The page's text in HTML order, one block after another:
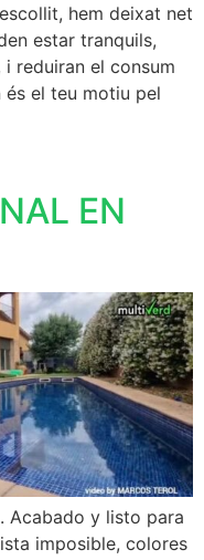
hem deixat net
estar tranquils,
i reduiran el consum
és el teu motiu pel
EN
y listo para
imposible, colores